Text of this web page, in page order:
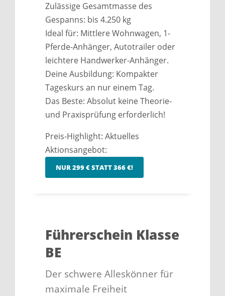
Zulässige Gesamtmasse des
Gespanns: bis 4.250 kg
Ideal für: Mittlere Wohnwagen, 1-
Pferde-Anhänger, Autotrailer oder
leichtere Handwerker-Anhänger.
Deine Ausbildung: Kompakter
Tageskurs an nur einem Tag.
Das Beste: Absolut keine Theorie-
und Praxisprüfung erforderlich!
Preis-Highlight: Aktuelles
Aktionsangebot:
NUR 299 € STATT 366 €!
Führerschein Klasse
BE
Der schwere Alleskönner für
maximale Freiheit